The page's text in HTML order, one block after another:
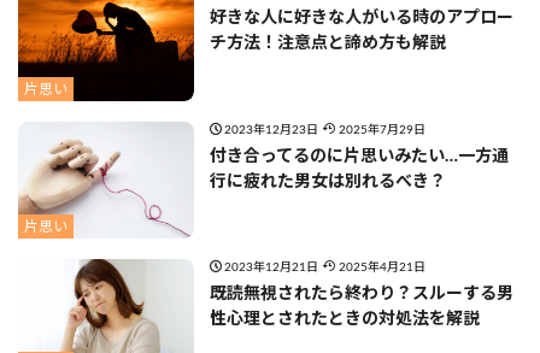
片思い
好きな人に好きな人がいる時のアプロー
チ方法！注意点と諦め方も解説
片思い
2023年12月23日 2025年7月29日
付き合ってるのに片思いみたい…一方通
行に疲れた男女は別れるべき？
2023年12月21日 2025年4月21日
既読無視されたら終わり？スルーする男
性心理とされたときの対処法を解説